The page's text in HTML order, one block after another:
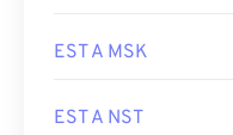
EST A MSK
EST A NST